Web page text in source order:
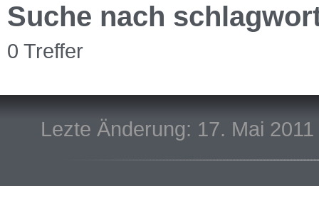
Suche nach
0 Treffer
Lezte Änderung: 17. Mai